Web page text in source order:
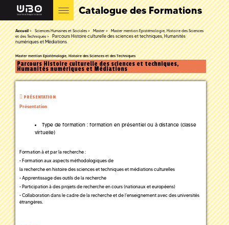
Catalogue des Formations
Accueil Sciences Humaines et Sociales Master
Master mention Epistémologie, Histoire des Sciences
et des Techniques
Parcours Histoire culturelle des sciences et techniques, Humanités
numériques et Médiations
Master mention Epistémologie, Histoire des Sciences et des Techniques
Parcours Histoire culturelle des sciences et techniques,
Humanités numériques et Médiations
PRÉSENTATION
Présentation
Type de formation : formation en présentiel ou à distance (classe
virtuelle)
Formation à et par la recherche :
• Formation aux aspects méthodologiques de
la recherche en histoire des sciences et techniques et médiations culturelles
• Apprentissage des outils de la recherche
• Participation à des projets de recherche en cours (nationaux et européens)
• Collaboration dans le cadre de la recherche et de l’enseignement avec des universités
étrangères.